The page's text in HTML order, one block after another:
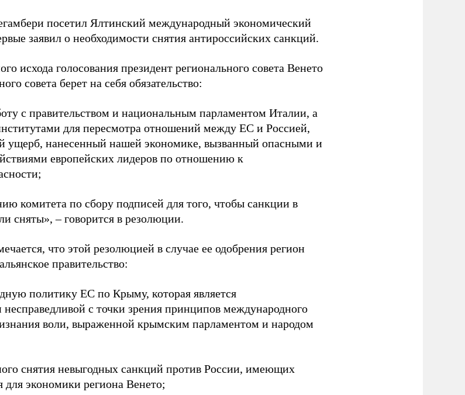
посетил Ялтинский международный экономический
заявил о необходимости снятия антироссийских санкций.
исхода голосования президент регионального совета Венето
совета берет на себя обязательство:
с правительством и национальным парламентом Италии, а
для пересмотра отношений между ЕС и Россией,
ущерб, нанесенный нашей экономике, вызванный опасными и
европейских лидеров по отношению к
комитета по сбору подписей для того, чтобы санкции в
сняты», – говорится в резолюции.
что этой резолюцией в случае ее одобрения регион
правительство:
политику ЕС по Крыму, которая является
с точки зрения принципов международного
воли, выраженной крымским парламентом и народом
снятия невыгодных санкций против России, имеющих
для экономики региона Венето;